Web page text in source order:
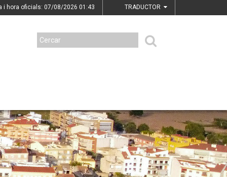
i hora oficials: 07/08/2026 01:43 TRADUCTOR